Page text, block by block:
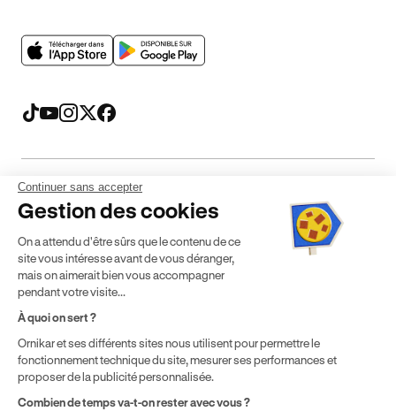
Mentions légales CGV CGU Politique de confidentialité
* Détail des conditions de nos offres
localisation géographique et du type de formules que vous
achetez comme détaillé dans nosConditions Générales de
Vente.
Continuer sans accepter
Gestion des cookies
On a attendu d'être sûrs que le contenu de ce
site vous intéresse avant de vous déranger,
mais on aimerait bien vous accompagner
pendant votre visite...
À quoi on sert ?
Ornikar et ses différents sites nous utilisent pour permettre le
fonctionnement technique du site, mesurer ses performances et
proposer de la publicité personnalisée.
Combien de temps va-t-on rester avec vous ?